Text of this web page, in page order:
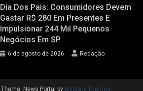
Dia Dos Pais: Consumidores Devem
Gastar R$ 280 Em Presentes E
Impulsionar 244 Mil Pequenos
Negócios Em SP
6 de agosto de 2026 Redação
Theme: News Portal by Mystery Themes.